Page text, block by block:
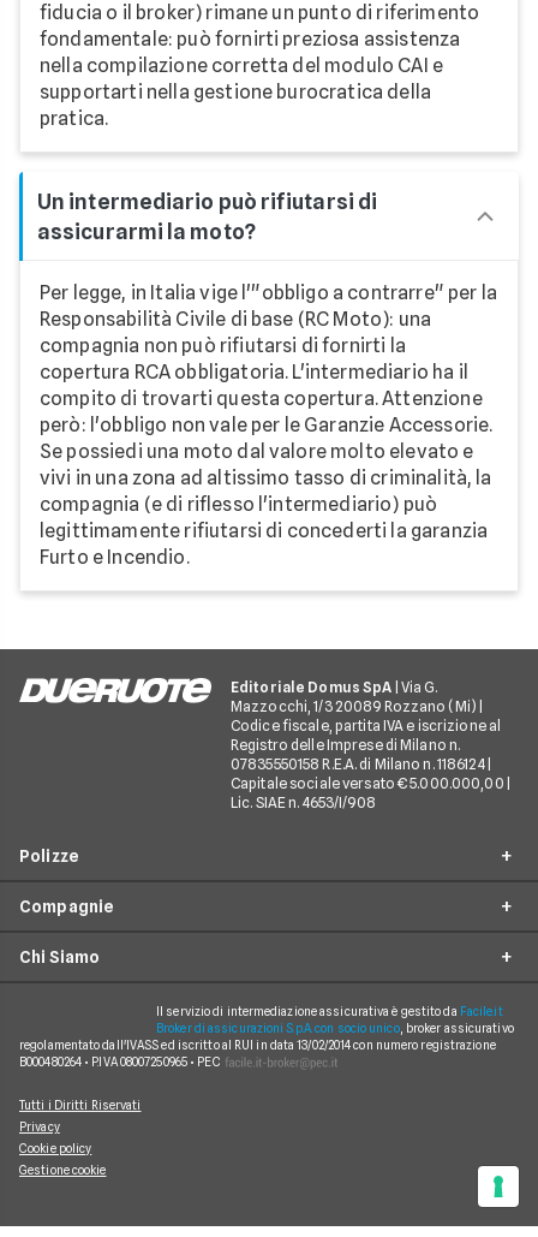
fiducia o il broker) rimane un punto di riferimento
fondamentale: può fornirti preziosa assistenza
nella compilazione corretta del modulo CAI e
supportarti nella gestione burocratica della
pratica.
Un intermediario può rifiutarsi di
assicurarmi la moto?
Per legge, in Italia vige l'"obbligo a contrarre" per la
Responsabilità Civile di base (RC Moto): una
compagnia non può rifiutarsi di fornirti la
copertura RCA obbligatoria. L'intermediario ha il
compito di trovarti questa copertura. Attenzione
però: l'obbligo non vale per le Garanzie Accessorie.
Se possiedi una moto dal valore molto elevato e
vivi in una zona ad altissimo tasso di criminalità, la
compagnia (e di riflesso l'intermediario) può
legittimamente rifiutarsi di concederti la garanzia
Furto e Incendio.
Editoriale Domus SpA | Via G.
Mazzocchi, 1/3 20089 Rozzano (Mi) |
Codice fiscale, partita IVA e iscrizione al
Registro delle Imprese di Milano n.
07835550158 R.E.A. di Milano n. 1186124 |
Capitale sociale versato € 5.000.000,00 |
Lic. SIAE n. 4653/I/908
Polizze
Furto incendio
Assistenza stradale
Tutela legale
Bonus protetto
Assicurazione satellitare
Assicurazione 125cc
Compagnie
Prima Assicurazioni
Genertel
Linear
ConTe.it
Chi Siamo
In evidenza
Chi siamo
Come funziona
Mappa del sito
Il servizio di intermediazione assicurativa è gestito da Facile.it
Broker di assicurazioni S.p.A. con socio unico, broker assicurativo
regolamentato dall'IVASS ed iscritto al RUI in data 13/02/2014 con numero registrazione
B000480264 • P.IVA 08007250965 • PEC
Tutti i Diritti Riservati
Privacy
Cookie policy
Gestione cookie